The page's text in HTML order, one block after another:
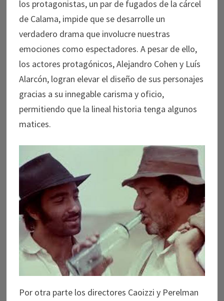
los protagonistas, un par de fugados de la cárcel
de Calama, impide que se desarrolle un
verdadero drama que involucre nuestras
emociones como espectadores. A pesar de ello,
los actores protagónicos, Alejandro Cohen y Luís
Alarcón, logran elevar el diseño de sus personajes
gracias a su innegable carisma y oficio,
permitiendo que la lineal historia tenga algunos
matices.
Por otra parte los directores Caoizzi y Perelman